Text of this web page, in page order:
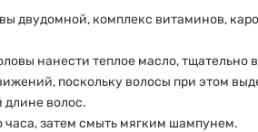
двудомной, комплекс витаминов,
нанести теплое масло, тщательно
поскольку волосы при этом
длине волос.
часа, затем смыть мягким шампунем.